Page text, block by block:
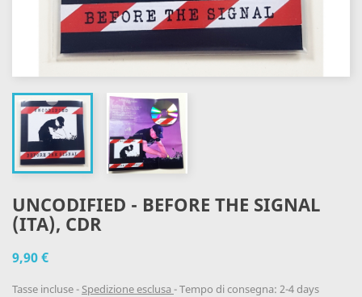
UNCODIFIED - BEFORE THE SIGNAL
(ITA), CDR
9,90 €
Tasse incluse Spedizione esclusa Tempo di consegna: 2-4 days